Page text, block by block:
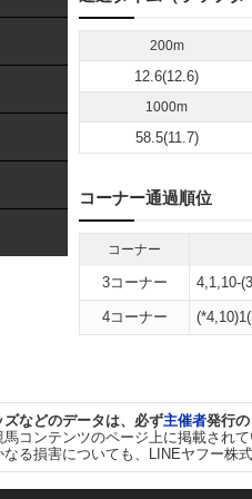
200m
12.6(12.6)
1000m
58.5(11.7)
コーナー通過順位
コーナー
3コーナー 4,1,10-
4コーナー
などのデータは、必ず主催者発行
馬コンテンツのページ上に掲載され
る損害についても、LINEヤフー株